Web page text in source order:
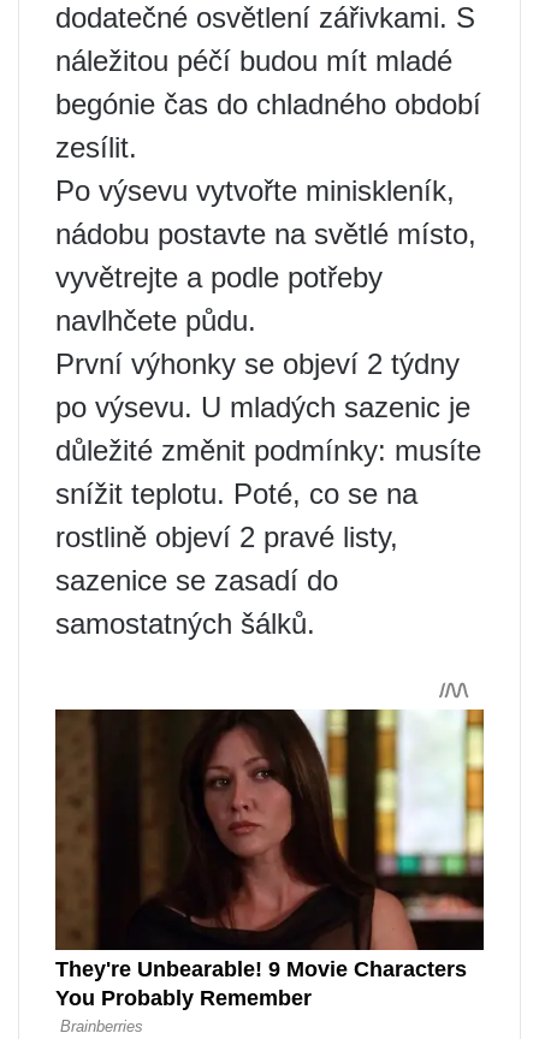
dodatečné osvětlení zářivkami. S
náležitou péčí budou mít mladé
begónie čas do chladného období
zesílit.
Po výsevu vytvořte miniskleník,
nádobu postavte na světlé místo,
vyvětrejte a podle potřeby
navlhčete půdu.
První výhonky se objeví 2 týdny
po výsevu. U mladých sazenic je
důležité změnit podmínky: musíte
snížit teplotu. Poté, co se na
rostlině objeví 2 pravé listy,
sazenice se zasadí do
samostatných šálků.